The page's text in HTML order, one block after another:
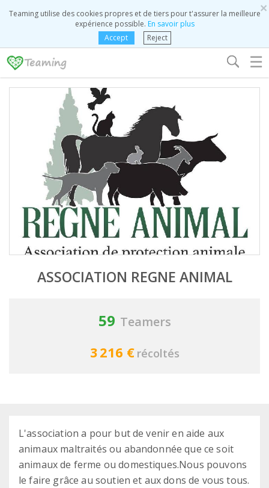
×
Teaming utilise des cookies propres et de tiers pour t'assurer la meilleure
expérience possible. En savoir plus
Accept
Reject
☰
ASSOCIATION REGNE ANIMAL
59 Teamers
3 216 € récoltés
L'association a pour but de venir en aide aux
animaux maltraités ou abandonnée que ce soit
animaux de ferme ou domestiques.Nous pouvons
le faire grâce au soutien et aux dons de vous tous.